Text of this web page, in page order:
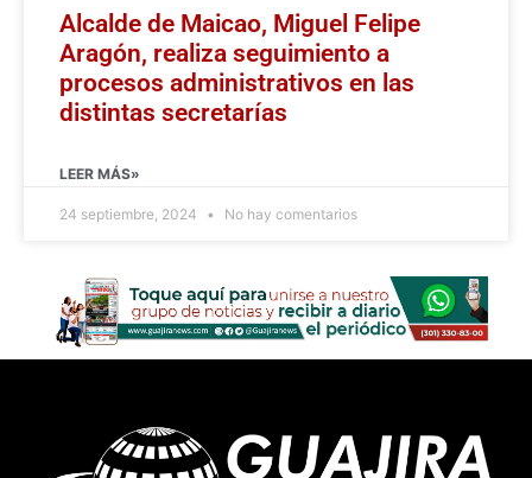
Alcalde de Maicao, Miguel Felipe
Aragón, realiza seguimiento a
procesos administrativos en las
distintas secretarías
LEER MÁS»
24 septiembre, 2024 No hay comentarios